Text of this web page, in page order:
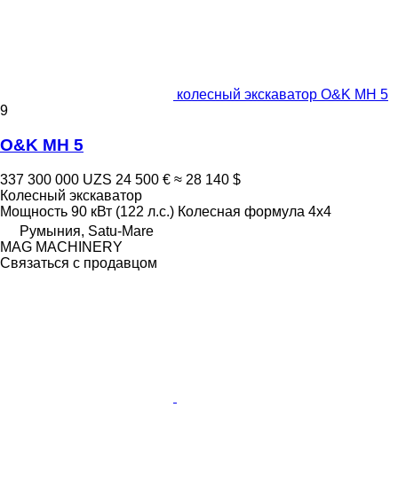
колесный экскаватор O&K MH 5
9
O&K MH 5
337 300 000 UZS 24 500 € ≈ 28 140 $
Колесный экскаватор
Мощность 90 кВт (122 л.с.) Колесная формула 4x4
Румыния, Satu-Mare
MAG MACHINERY
Связаться с продавцом